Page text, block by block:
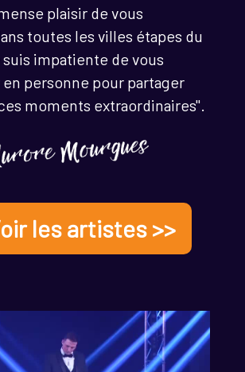
plaisir de vous
toutes les villes étapes du
impatiente de vous
personne pour partager
moments extraordinaires".
les artistes >>